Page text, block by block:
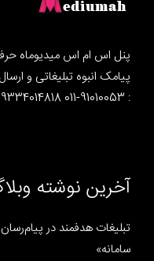
پنل اس ام اس میدیوماه
پیامک انبوه تبلیغاتی و
: 91010053-011 09334014818
آخرین نوشته
تبلیغات هدفمند در پیام‌رسان
سامانه»